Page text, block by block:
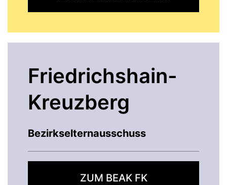
Friedrichshain-
Kreuzberg
Bezirkselternausschuss
ZUM BEAK FK